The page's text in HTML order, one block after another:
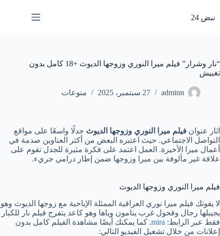
المحتوى
نبض 24
“نار وشرار” فيلم ميرا النوري وزوجها الديوث +18 كامل بدون
تغبيش
adminn 27 سبتمبر، 2025 منوعات
اثار عنوان فيلم ميرا النوري وزوجها الديوث جدلًا واسعًا على مواقع
التواصل الاجتماعي. حيث اعتبره البعض من أكثر العناوين صدمة في
أعمال ميرا الأخيرة. العمل اعتمد على فكرة مثيرة للجدل تقوم على
علاقة غير مألوفة بين ميرا وزوجها ضمن إطار درامي جريء.
فيلم ميرا النوري وزوجها الديوث
لا يفوتك فيلم ميرا نوري العراقية الممثلة الإباحية مع زوجها الديوث وهو
يجيبلها رجال وفحول غرب ينامون وياها وهو كاعد يتفرج فيلم نار للكبار
فقط عبر الرابط: mira. كما يمكنك أيضًا مشاهدة الفيلم كامل بدون
إعلانات من خلال تشغيل الفيديو التالي: